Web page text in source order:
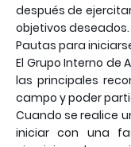
después de
objetivos deseados.
Pautas para
El Grupo Interno de
las principales
campo y poder
Cuando se realice
iniciar con una